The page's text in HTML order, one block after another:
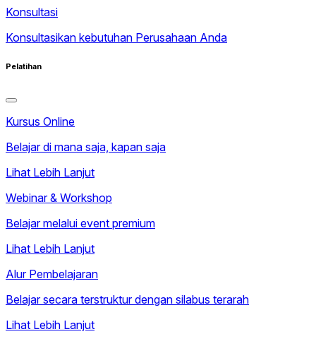
Konsultasi
Konsultasikan kebutuhan Perusahaan Anda
Pelatihan
Kursus Online
Belajar di mana saja, kapan saja
Lihat Lebih Lanjut
Webinar & Workshop
Belajar melalui event premium
Lihat Lebih Lanjut
Alur Pembelajaran
Belajar secara terstruktur dengan silabus terarah
Lihat Lebih Lanjut